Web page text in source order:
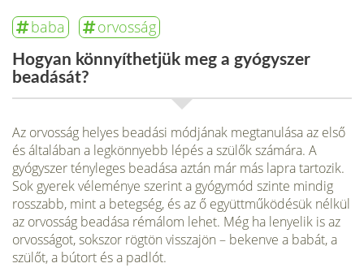
baba orvosság
Hogyan könnyíthetjük meg a gyógyszer
beadását?
Az orvosság helyes beadási módjának megtanulása az első
és általában a leg­könnyebb lépés a szülők számára. A
gyógy­szer tényleges beadása aztán már más lap­ra tartozik.
Sok gyerek véleménye szerint a gyógymód szinte mindig
rosszabb, mint a betegség, és az ő együttműkö­désük nélkül
az orvosság beadása rém­álom lehet. Még ha lenyelik is az
orvos­ságot, sokszor rögtön visszajön – be­kenve a babát, a
szülőt, a bútort és a padlót.